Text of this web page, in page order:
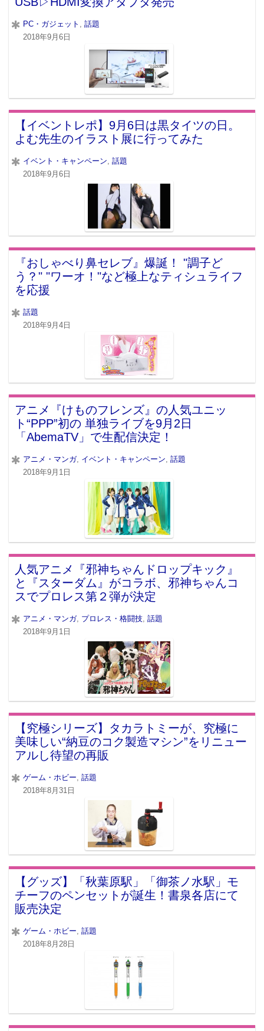
PC・ガジェット
話題
2018年9月6日
【イベントレポ】9月6日は黒タイツの日。
よむ先生のイラスト展に行ってみた
イベント・キャンペーン, 話題
2018年9月6日
『おしゃべり鼻セレブ』爆誕！ "調子ど
う？" "ワーオ！"など極上なティシュライフ
を応援
話題
2018年9月4日
アニメ『けものフレンズ』の人気ユニッ
ト“PPP”初の 単独ライブを9月2日
「AbemaTV」で生配信決定！
アニメ・マンガ, イベント・キャンペーン, 話題
2018年9月1日
人気アニメ『邪神ちゃんドロップキック』
と『スターダム』がコラボ、邪神ちゃんコ
スでプロレス第２弾が決定
アニメ・マンガ, プロレス・格闘技, 話題
2018年9月1日
【究極シリーズ】タカラトミーが、究極に
美味しい“納豆のコク製造マシン”をリニュー
アルし待望の再販
ゲーム・ホビー, 話題
2018年8月31日
【グッズ】「秋葉原駅」「御茶ノ水駅」モ
チーフのペンセットが誕生！書泉各店にて
販売決定
ゲーム・ホビー 話題
2018年8月28日